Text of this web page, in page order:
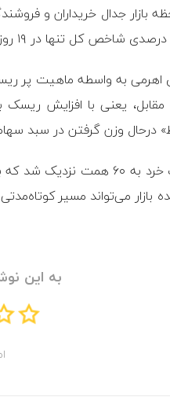
بازار جدال خریداران و
اهرمی به واسطه‌ ماهیت پر
مقابل، یعنی با افزایش
درحال وزن گرفتن در سبد
باید گفت ارزش معاملات
بازار می‌تواند مسیر
به این